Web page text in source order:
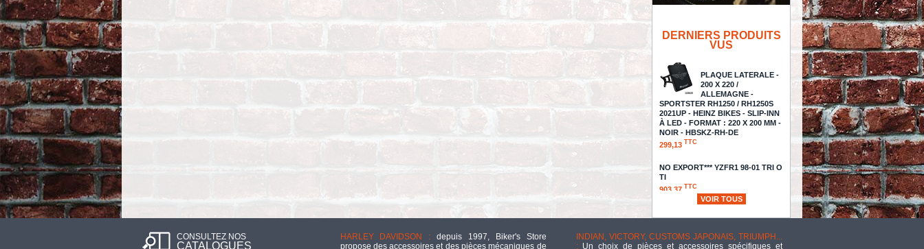
DERNIERS PRODUITS
VUS
PLAQUE LATERALE -
200 X 220 /
ALLEMAGNE -
SPORTSTER RH1250 / RH1250S
2021UP - HEINZ BIKES - SLIP-INN
À LED - FORMAT : 220 X 200 MM -
NOIR - HBSKZ-RH-DE
299,13 TTC
NO EXPORT*** YZFR1 98-01 TRI O
TI
903,37 TTC
SPECIALTIES - SOLO -
PREDATOR EXTENDED REACH /
VOIR TOUS
CONSULTEZ NOS
CATALOGUES
HARLEY DAVIDSON : depuis 1997, Biker's Store
propose des accessoires et des pièces mécaniques de
INDIAN, VICTORY, CUSTOMS JAPONAIS, TRIUMPH...
:Un choix de pièces et accessoires spécifiques et